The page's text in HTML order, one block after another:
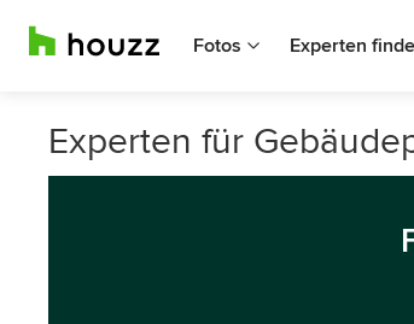
Fotos Experten
Experten für